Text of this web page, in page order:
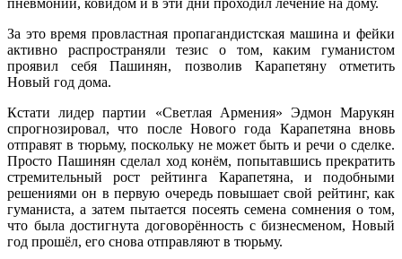
пневмонии, ковидом и в эти дни проходил лечение на дому.
За это время провластная пропагандистская машина и фейки
активно распространяли тезис о том, каким гуманистом
проявил себя Пашинян, позволив Карапетяну отметить
Новый год дома.
Кстати лидер партии «Светлая Армения» Эдмон Марукян
спрогнозировал, что после Нового года Карапетяна вновь
отправят в тюрьму, поскольку не может быть и речи о сделке.
Просто Пашинян сделал ход конём, попытавшись прекратить
стремительный рост рейтинга Карапетяна, и подобными
решениями он в первую очередь повышает свой рейтинг, как
гуманиста, а затем пытается посеять семена сомнения о том,
что была достигнута договорённость с бизнесменом, Новый
год прошёл, его снова отправляют в тюрьму.